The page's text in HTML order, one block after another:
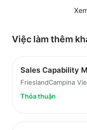
Việc làm thêm
Sales Capability
FrieslandCampina
Thỏa thuận